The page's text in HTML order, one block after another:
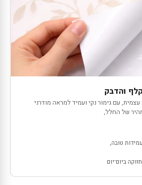
קלף והדבק
עם גימור נקי ועמיד למראה מודרני
של החלל,
טובה,
ביום־יום